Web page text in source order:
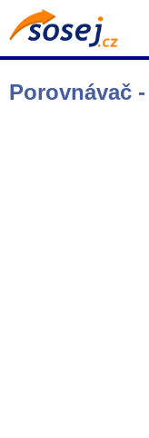
Porovnávač